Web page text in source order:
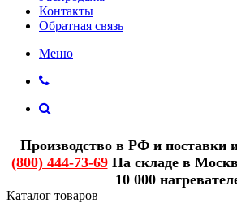
Контакты
Обратная связь
Меню
Производство в РФ и поставки
(800) 444-73-69На складе в
10 000
Каталог товаров